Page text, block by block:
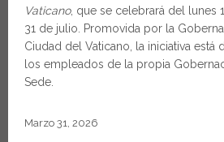
Vaticano, que se celebrará del lunes
31 de julio. Promovida por la
Ciudad del Vaticano, la iniciativa está
los empleados de la propia
Sede.
Marzo 31, 2026